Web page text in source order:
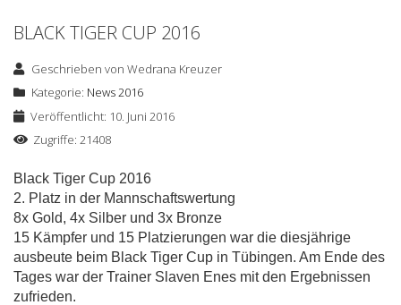
BLACK TIGER CUP 2016
Geschrieben vonWedrana Kreuzer
Kategorie: News 2016
Veröffentlicht: 10. Juni 2016
Zugriffe: 21408
Black Tiger Cup 2016
2. Platz in der Mannschaftswertung
8x Gold, 4x Silber und 3x Bronze
15 Kämpfer und 15 Platzierungen war die diesjährige
ausbeute beim Black Tiger Cup in Tübingen. Am Ende des
Tages war der Trainer Slaven Enes mit den Ergebnissen
zufrieden.